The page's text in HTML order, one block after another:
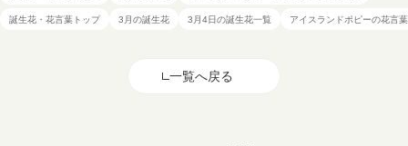
誕生花・花言葉トップ 3月の誕生花 3月4日の誕生花一覧 アイスランドポピーの花言
一覧へ戻る